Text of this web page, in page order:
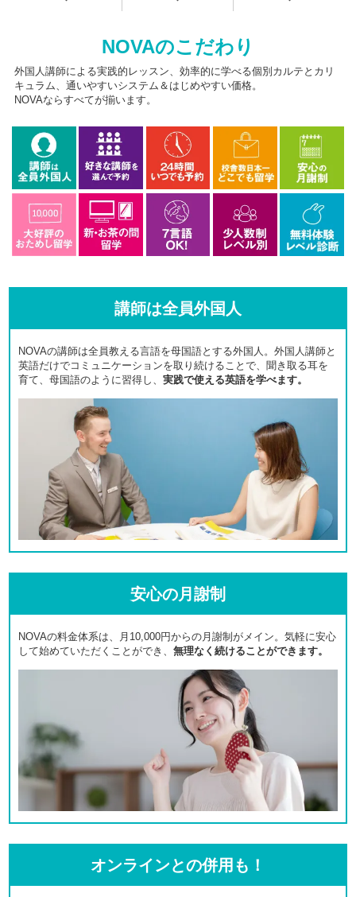
NOVAのこだわり
外国人講師による実践的レッスン、効率的に学べる個別カルテとカリ
キュラム、通いやすいシステム＆はじめやすい価格。
NOVAならすべてが揃います。
講師は全員外国人
NOVAの講師は全員教える言語を母国語とする外国人。外国人講師と
英語だけでコミュニケーションを取り続けることで、聞き取る耳を
育て、母国語のように習得し、 実践で使える英語を学べます。
安心の月謝制
NOVAの料金体系は、月10,000円からの月謝制がメイン。気軽に安心
して始めていただくことができ、 無理なく続けることができます。
オンラインとの併用も！